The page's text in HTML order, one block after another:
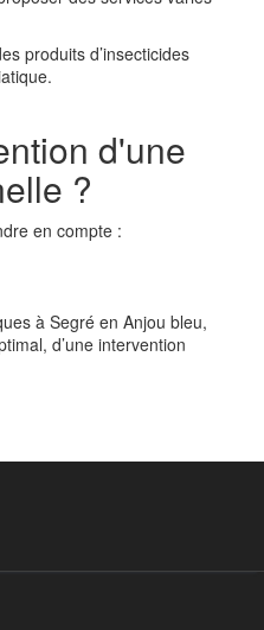
produits d’insecticides
d'une
?
en compte :
à Segré en Anjou bleu,
d’une intervention